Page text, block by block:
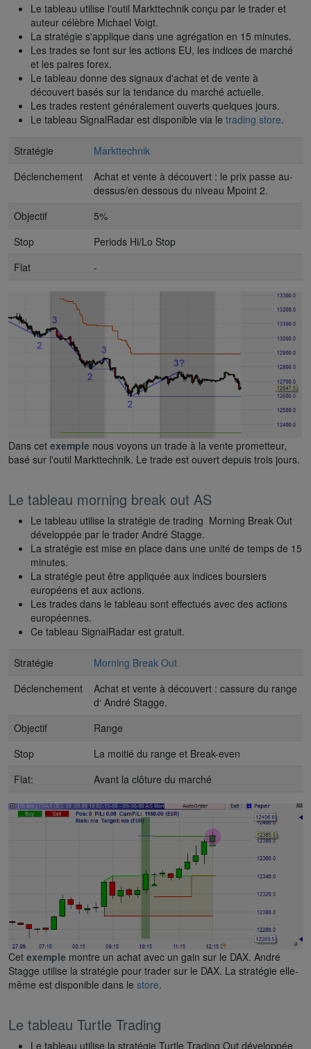
Le tableau utilise l'outil Markttechnik conçu par le trader et
auteur célèbre Michael Voigt.
La stratégie s'applique dans une agrégation en 15 minutes.
Les trades se font sur les actions EU, les indices de marché
et les paires forex.
Le tableau donne des signaux d'achat et de vente à
découvert basés sur la tendance du marché actuelle.
Les trades restent généralement ouverts quelques jours.
Le tableau SignalRadar est disponible via le trading store.
Stratégie
Markttechnik
Déclenchement
Achat et vente à découvert : le prix passe au-
dessus/en dessous du niveau Mpoint 2.
Objectif
5%
Stop
Periods Hi/Lo Stop
Flat
-
Dans cet exemple nous voyons un trade à la vente prometteur,
basé sur l'outil Markttechnik. Le trade est ouvert depuis trois jours.
Le tableau morning break out AS
Le tableau utilise la stratégie de trading Morning Break Out
développée par le trader André Stagge.
La stratégie est mise en place dans une unité de temps de 15
minutes.
La stratégie peut être appliquée aux indices boursiers
européens et aux actions.
Les trades dans le tableau sont effectués avec des actions
européennes.
Ce tableau SignalRadar est gratuit.
Stratégie
Morning Break Out
Déclenchement
Achat et vente à découvert : cassure du range
d‘ André Stagge.
Objectif
Range
Stop
La moitié du range et Break-even
Flat:
Avant la clôture du marché
Cet exemple montre un achat avec un gain sur le DAX. André
Stagge utilise la stratégie pour trader sur le DAX. La stratégie elle-
même est disponible dans le store.
Le tableau Turtle Trading
Le tableau utilise la stratégie Turtle Trading Out développée